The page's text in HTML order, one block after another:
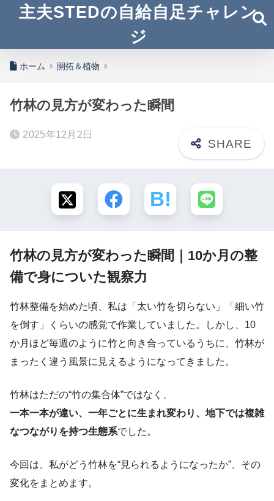
主夫STEDの自給自足チャレン
ジ
ホーム 開拓＆植物
竹林の見方が変わった瞬間
2025年12月2日
竹林の見方が変わった瞬間｜10か月の整
備で身についた観察力
竹林整備を始めた頃、私は「太い竹を切らない」「細い竹
を倒す」くらいの感覚で作業していました。しかし、10
か月ほど毎週のように竹と向き合っているうちに、竹林が
まったく違う風景に見えるようになってきました。
竹林はただの“竹の集合体”ではなく、
一本一本が違い、一年ごとに生まれ変わり、地下では複雑
なつながりを持つ生態系でした。
今回は、私がどう竹林を“見られるようになったか”、その
変化をまとめます。